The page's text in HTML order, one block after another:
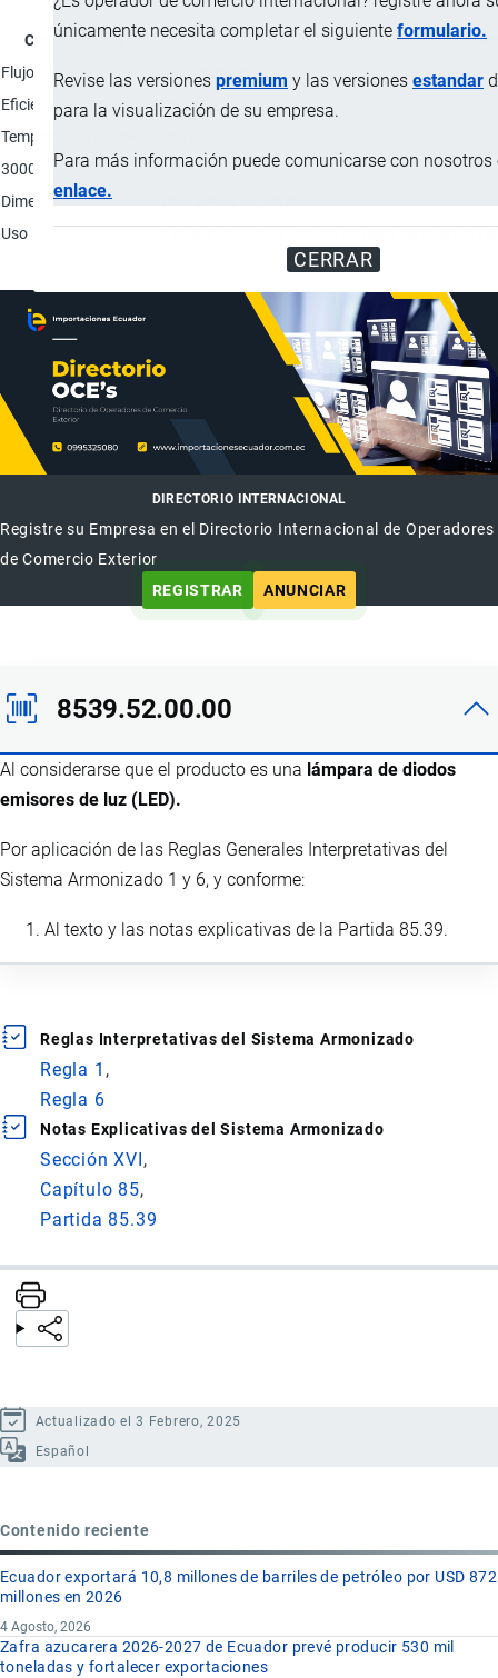
únicamente necesita completar el siguiente formulario.
Revise las versiones premium y las versiones estandar
para la visualización de su empresa.
Para más información puede comunicarse con nosotros
enlace.
CERRAR
Característica
Flujo luminoso
3321 - 4059 lm
Eficiencia luminosa
125 lm/W
Temperatura de color
3000 K
55000 horas.
Dimensiones
Uso
DIRECTORIO INTERNACIONAL
Registre su Empresa en el Directorio Internacional de Operadores
de Comercio Exterior
REGISTRAR
ANUNCIAR
8539.52.00.00
Al considerarse que el producto es una lámpara de diodos
emisores de luz (LED).
Por aplicación de las Reglas Generales Interpretativas del
Sistema Armonizado 1 y 6, y conforme:
Al texto y las notas explicativas de la Partida 85.39.
Reglas Interpretativas del Sistema Armonizado
Regla 1
Regla 6
Notas Explicativas del Sistema Armonizado
Sección XVI
Capítulo 85
Partida 85.39
Actualizado el 3 Febrero, 2025
Español
Contenido reciente
Ecuador exportará 10,8 millones de barriles de petróleo por USD 872
millones en 2026
4 Agosto, 2026
Zafra azucarera 2026-2027 de Ecuador prevé producir 530 mil
toneladas y fortalecer exportaciones